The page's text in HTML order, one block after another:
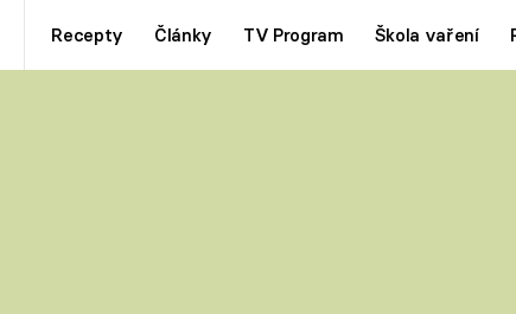
Recepty Články TV Program Škola vaření